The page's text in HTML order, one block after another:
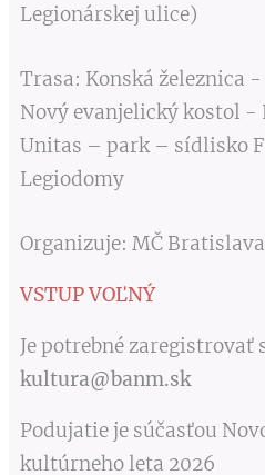
Legionárskej ulice)
Trasa: Konská železnica
Nový evanjelický kostol -
Unitas – park – sídlisko
Legiodomy
Organizuje: MČ
VSTUP VOĽNÝ
Je potrebné zaregistrovať
kultura@banm.sk
Podujatie je súčasťou
kultúrneho leta 2026